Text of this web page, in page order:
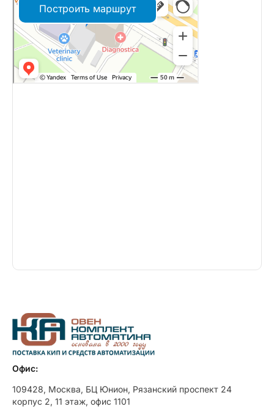
Построить маршрут
Офис:
109428, Москва, БЦ Юнион, Рязанский проспект 24
корпус 2, 11 этаж, офис 1101